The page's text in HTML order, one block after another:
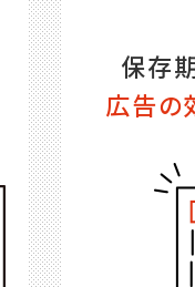
保存
広告の